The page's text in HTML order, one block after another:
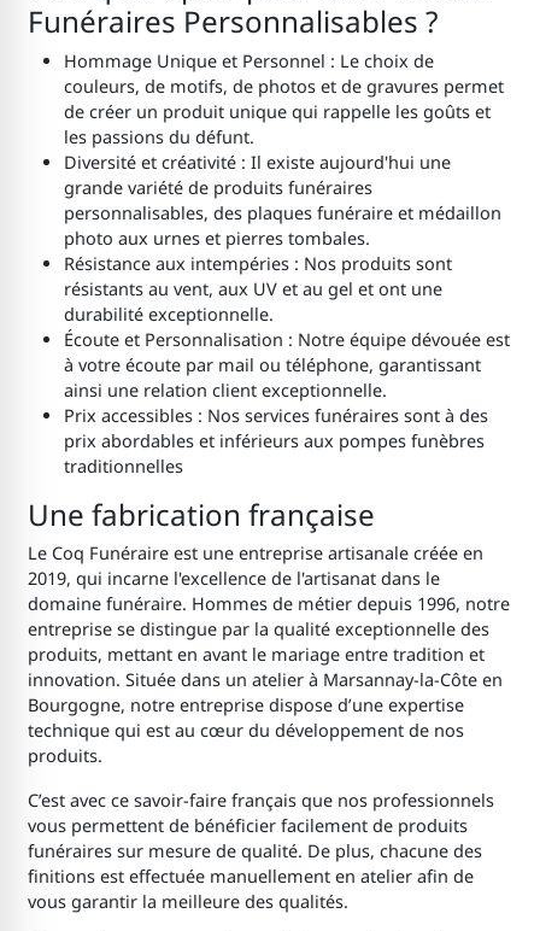
Funéraires Personnalisables ?
Hommage Unique et Personnel : Le choix de
couleurs, de motifs, de photos et de gravures permet
de créer un produit unique qui rappelle les goûts et
les passions du défunt.
Diversité et créativité : Il existe aujourd'hui une
grande variété de produits funéraires
personnalisables, des plaques funéraire et médaillon
photo aux urnes et pierres tombales.
Résistance aux intempéries : Nos produits sont
résistants au vent, aux UV et au gel et ont une
durabilité exceptionnelle.
Écoute et Personnalisation : Notre équipe dévouée est
à votre écoute par mail ou téléphone, garantissant
ainsi une relation client exceptionnelle.
Prix accessibles : Nos services funéraires sont à des
prix abordables et inférieurs aux pompes funèbres
traditionnelles
Une fabrication française
Le Coq Funéraire est une entreprise artisanale créée en
2019, qui incarne l'excellence de l'artisanat dans le
domaine funéraire. Hommes de métier depuis 1996, notre
entreprise se distingue par la qualité exceptionnelle des
produits, mettant en avant le mariage entre tradition et
innovation. Située dans un atelier à Marsannay-la-Côte en
Bourgogne, notre entreprise dispose d’une expertise
technique qui est au cœur du développement de nos
produits.
C’est avec ce savoir-faire français que nos professionnels
vous permettent de bénéficier facilement de produits
funéraires sur mesure de qualité. De plus, chacune des
finitions est effectuée manuellement en atelier afin de
vous garantir la meilleure des qualités.